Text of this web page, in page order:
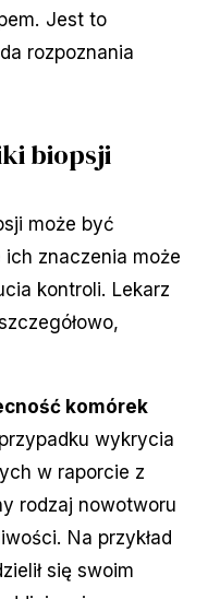
Jest to
rozpoznania
biopsji
może być
znaczenia może
kontroli. Lekarz
komórek
wykrycia
w raporcie z
rodzaj nowotworu
Na przykład
się swoim